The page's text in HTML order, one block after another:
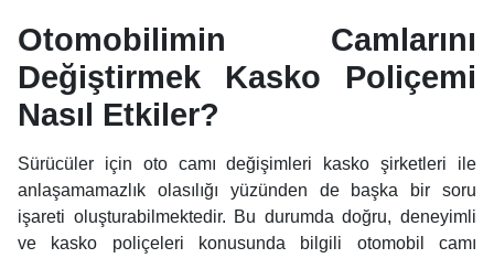
Otomobilimin Camlarını
Değiştirmek Kasko Poliçemi
Nasıl Etkiler?
Sürücüler için oto camı değişimleri kasko şirketleri ile
anlaşamamazlık olasılığı yüzünden de başka bir soru
işareti oluşturabilmektedir. Bu durumda doğru, deneyimli
ve kasko poliçeleri konusunda bilgili otomobil camı